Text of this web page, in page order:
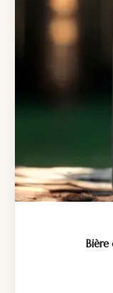
Bière